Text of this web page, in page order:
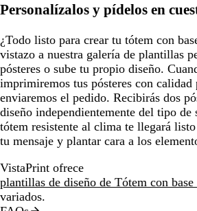
Personalízalos y pídelos en
¿Todo listo para crear tu tótem con
vistazo a nuestra galería de plantillas
pósteres o sube tu propio diseño.
imprimiremos tus pósteres con
enviaremos el pedido. Recibirás dos
diseño independientemente del tipo de
tótem resistente al clima te llegará
tu mensaje y plantar cara a los
VistaPrint ofrece
plantillas de diseño de Tótem con base
variados.